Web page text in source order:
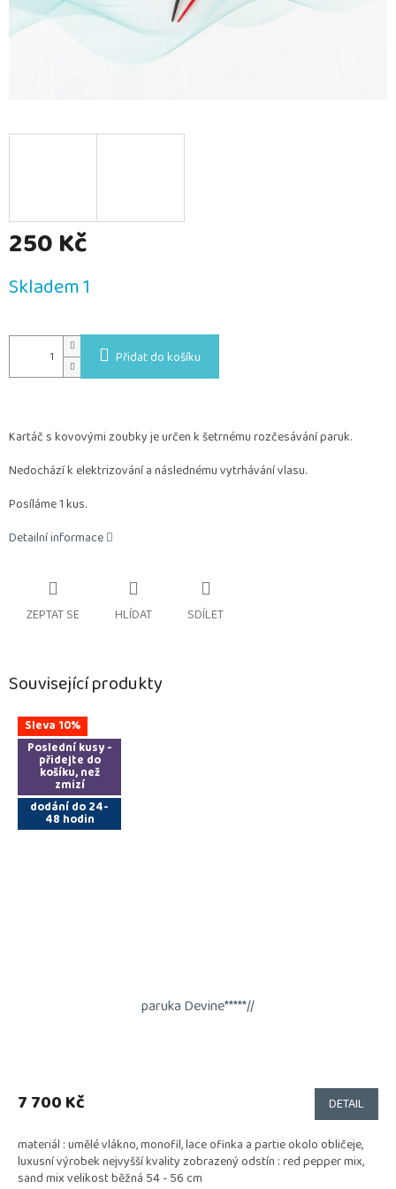
250 Kč
cena:
Skladem 1
Přidat do košíku
Kartáč s kovovými zoubky je určen k šetrnému rozčesávání paruk.
Nedochází k elektrizování a následnému vytrhávání vlasu.
Posíláme 1 kus.
Detailní informace
ZEPTAT SE HLÍDAT SDÍLET
Související produkty
Sleva 10%
Poslední kusy -
přidejte do
košíku, než
zmizí
dodání do 24-
48 hodin
paruka Devine*****//
7 700 Kč DETAIL
materiál : umělé vlákno, monofil, lace ofinka a partie okolo obličeje,
luxusní výrobek nejvyšší kvality zobrazený odstín : red pepper mix,
sand mix velikost běžná 54 - 56 cm